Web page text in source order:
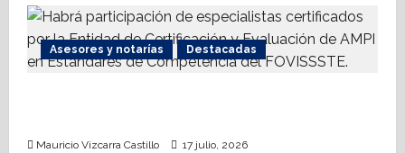
a
tAsesores y notarías Destacadas
Mauricio Vizcarra Castillo 17 julio, 2026